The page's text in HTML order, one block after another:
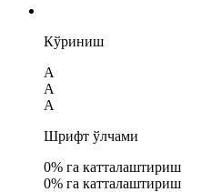
Кўриниш
A
A
A
Шрифт ўлчами
0% га катталаштириш
0% га катталаштириш